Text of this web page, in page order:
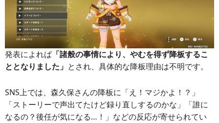
発表によれば 「諸般の事情により、やむを得ず降板するこ
ととなりました」 とされ、具体的な降板理由は不明です。
SNS上では、森久保さんの降板に「え！マジかよ！？」
「ストーリーで声出てたけど録り直しするのかな」「誰に
なるの？後任が気になる…！」などの反応が寄せられてい